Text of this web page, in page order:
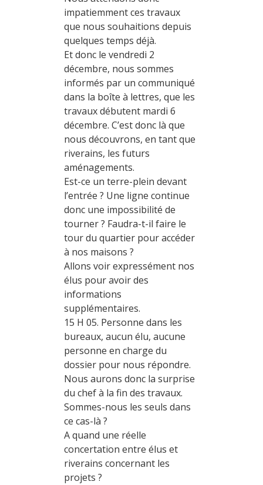
impatiemment ces travaux
que nous souhaitions depuis
quelques temps déjà.
Et donc le vendredi 2
décembre, nous sommes
informés par un communiqué
dans la boîte à lettres, que les
travaux débutent mardi 6
décembre. C’est donc là que
nous découvrons, en tant que
riverains, les futurs
aménagements.
Est-ce un terre-plein devant
l’entrée ? Une ligne continue
donc une impossibilité de
tourner ? Faudra-t-il faire le
tour du quartier pour accéder
à nos maisons ?
Allons voir expressément nos
élus pour avoir des
informations
supplémentaires.
15 H 05. Personne dans les
bureaux, aucun élu, aucune
personne en charge du
dossier pour nous répondre.
Nous aurons donc la surprise
du chef à la fin des travaux.
Sommes-nous les seuls dans
ce cas-là ?
A quand une réelle
concertation entre élus et
riverains concernant les
projets ?